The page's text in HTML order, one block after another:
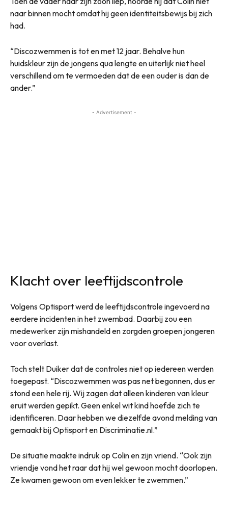
naar binnen mocht omdat hij geen identiteitsbewijs bij zich
had.
“Discozwemmen is tot en met 12 jaar. Behalve hun
huidskleur zijn de jongens qua lengte en uiterlijk niet heel
verschillend om te vermoeden dat de een ouder is dan de
ander.”
- Advertisement -
Klacht over leeftijdscontrole
Volgens Optisport werd de leeftijdscontrole ingevoerd na
eerdere incidenten in het zwembad. Daarbij zou een
medewerker zijn mishandeld en zorgden groepen jongeren
voor overlast.
Toch stelt Duiker dat de controles niet op iedereen werden
toegepast. “Discozwemmen was pas net begonnen, dus er
stond een hele rij. Wij zagen dat alleen kinderen van kleur
eruit werden gepikt. Geen enkel wit kind hoefde zich te
identificeren. Daar hebben we diezelfde avond melding van
gemaakt bij Optisport en Discriminatie.nl.”
De situatie maakte indruk op Colin en zijn vriend. “Ook zijn
vriendje vond het raar dat hij wel gewoon mocht doorlopen.
Ze kwamen gewoon om even lekker te zwemmen.”